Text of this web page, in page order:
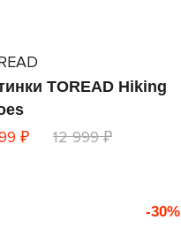
TOREAD Hiking
₽ 12 999 ₽
-30%